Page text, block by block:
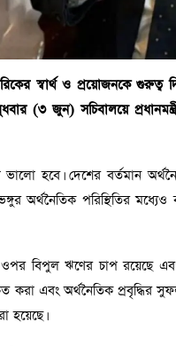
স্বার্থ ও প্রয়োজনকে
(৩ জুন) সচিবালয়ে
ভালো হবে। দেশের বর্তমান
অর্থনৈতিক পরিস্থিতির
বিপুল ঋণের চাপ রয়েছে
করা এবং অর্থনৈতিক প্রবৃদ্ধির
হয়েছে।